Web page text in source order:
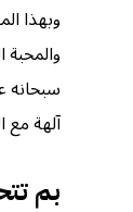
وبهذا
سبحانه
آلهة مع
بم